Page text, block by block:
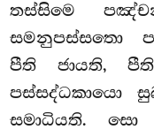
තස්සිමෙ
සමනුපස්සතො
පීති ජායති,
පස්සද්ධකායො
සමාධියති. සො